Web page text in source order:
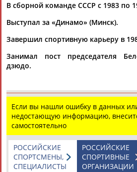
Рамазан
АБДУЛАЕВ
Тагир
АБДУЛАЕВ
Камиль
В сборной команде СССР с 1983 по
Выступал за «Динамо» (Минск).
Завершил спортивную карьеру в
Занимал пост председателя
дзюдо.
Если вы нашли ошибку в данных
недостающую информацию,
самостоятельно
РОССИЙСКИЕ
СПОРТИВНЫЕ
ОРГАНИЗАЦИИ
РОССИЙСКИЕ
СПОРТСМЕНЫ,
СПЕЦИАЛИСТЫ